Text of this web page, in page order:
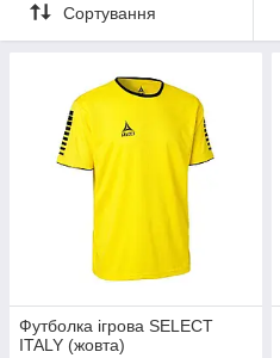
Сортування
Футболка ігрова SELECT
ITALY (жовта)